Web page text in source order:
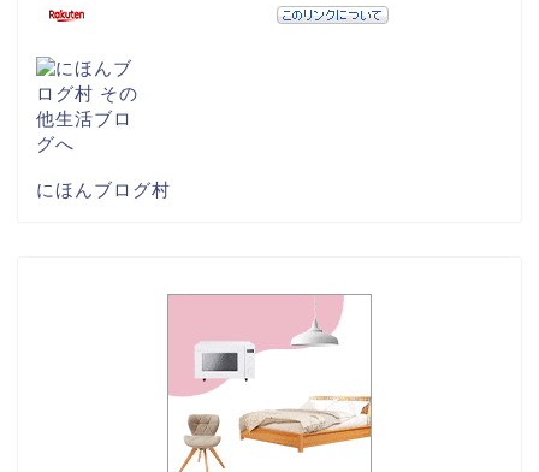
にほんブログ村